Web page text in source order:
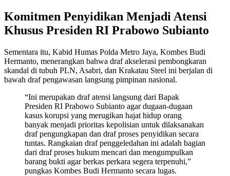
Komitmen Penyidikan Menjadi Atensi
Khusus Presiden RI Prabowo Subianto
Sementara itu, Kabid Humas Polda Metro Jaya, Kombes Budi
Hermanto, menerangkan bahwa draf akselerasi pembongkaran
skandal di tubuh PLN, Asabri, dan Krakatau Steel ini berjalan di
bawah draf pengawasan langsung pimpinan nasional.
“Ini merupakan draf atensi langsung dari Bapak
Presiden RI Prabowo Subianto agar dugaan-dugaan
kasus korupsi yang merugikan hajat hidup orang
banyak menjadi prioritas kepolisian untuk dilaksanakan
draf pengungkapan dan draf proses penyidikan secara
tuntas. Rangkaian draf penggeledahan ini adalah bagian
dari draf proses hukum mencari dan mengumpulkan
barang bukti agar berkas perkara segera terpenuhi,”
pungkas Kombes Budi Hermanto secara lugas.